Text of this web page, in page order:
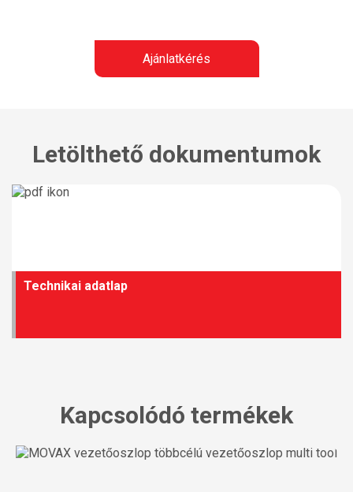
Ajánlatkérés
Letölthető dokumentumok
Technikai adatlap
Kapcsolódó termékek